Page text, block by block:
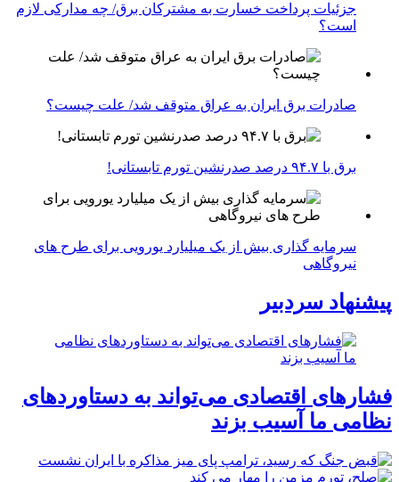
جزئیات پرداخت خسارت به مشترکان برق/ چه مدارکی لازم
است؟
صادرات برق ایران به عراق متوقف شد/ علت چیست؟
برق با ۹۴.۷ درصد صدرنشین تورم تابستانی!
سرمایه گذاری بیش از یک میلیارد یورویی برای طرح های
نیروگاهی
پیشنهاد سردبیر
فشارهای اقتصادی می‌تواند به دستاوردهای
نظامی ما آسیب بزند